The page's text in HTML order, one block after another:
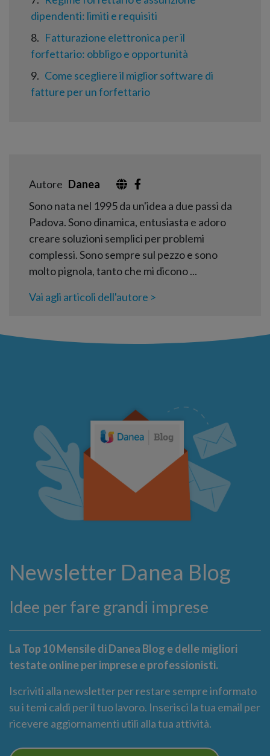
dipendenti: limiti e requisiti
8
Fatturazione elettronica per il
forfettario: obbligo e opportunità
9
Come scegliere il miglior software di
fatture per un forfettario
Autore Danea
Sono nata nel 1995 da un'idea a due passi da
Padova. Sono dinamica, entusiasta e adoro
creare soluzioni semplici per problemi
complessi. Sono sempre sul pezzo e sono
molto pignola, tanto che mi dicono ...
Vai agli articoli dell'autore >
Newsletter Danea Blog
Idee per fare grandi imprese
La Top 10 Mensile di Danea Blog e delle migliori
testate online per imprese e professionisti.
Iscriviti alla newsletter per restare sempre informato
su i temi caldi per il tuo lavoro. Inserisci la tua email per
ricevere aggiornamenti utili alla tua attività.